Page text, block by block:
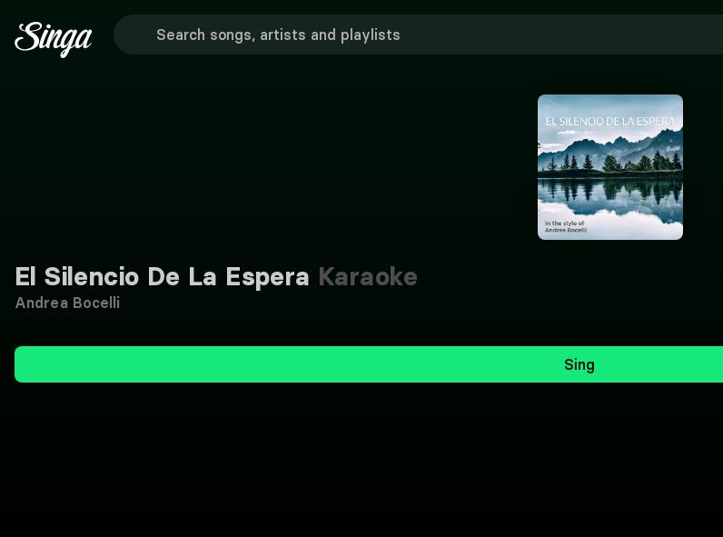
El Silencio De La Espera Karaoke
Andrea Bocelli
Sing